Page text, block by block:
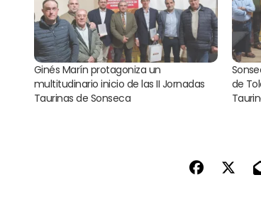
Ginés Marín protagoniza un
multitudinario inicio de las II Jornadas
Taurinas de Sonseca
de